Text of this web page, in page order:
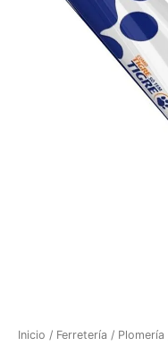
Inicio / Ferretería / Plomería